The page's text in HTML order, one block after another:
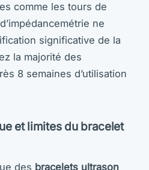
comme les tours de
ne
significative de la
la majorité des
8 semaines d’utilisation
et limites du bracelet
des bracelets ultrason